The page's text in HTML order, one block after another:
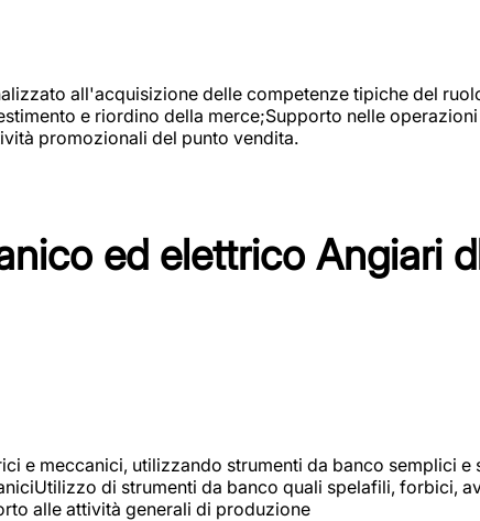
all'acquisizione delle competenze tipiche del
e riordino della merce;Supporto nelle
promozionali del punto vendita.
ed elettrico Angiari
e meccanici, utilizzando strumenti da banco semplici
di strumenti da banco quali spelafili, forbici,
alle attività generali di produzione